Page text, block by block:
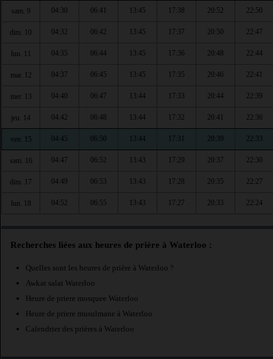
sam. 9 04:30 06:41 13:45 17:38 20:52 22:50
dim. 10 04:32 06:42 13:45 17:37 20:50 22:47
lun. 11 04:35 06:44 13:45 17:36 20:48 22:44
mar. 12 04:37 06:45 13:45 17:35 20:46 22:41
mer. 13 04:40 06:47 13:44 17:33 20:44 22:39
jeu. 14 04:42 06:48 13:44 17:32 20:41 22:36
ven. 15 04:45 06:50 13:44 17:31 20:39 22:33
sam. 16 04:47 06:52 13:43 17:29 20:37 22:30
dim. 17 04:49 06:53 13:43 17:28 20:35 22:27
lun. 18 04:52 06:55 13:43 17:27 20:33 22:24
Recherches liées aux heures de prière à Waterloo :
Quelles sont les heures de prière à Waterloo ?
Awkat salat Waterloo
Heure de priere mosquee Waterloo
Heure de priere musulmane à Waterloo
Calendrier des prières à Waterloo